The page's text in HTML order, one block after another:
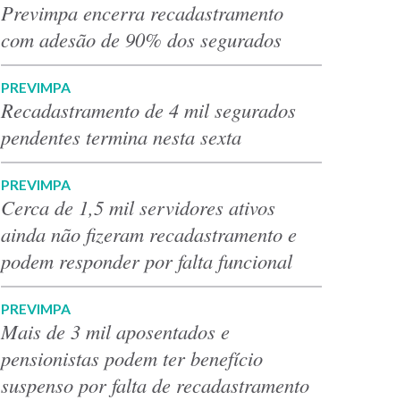
Previmpa encerra recadastramento
com adesão de 90% dos segurados
PREVIMPA
Recadastramento de 4 mil segurados
pendentes termina nesta sexta
PREVIMPA
Cerca de 1,5 mil servidores ativos
ainda não fizeram recadastramento e
podem responder por falta funcional
PREVIMPA
Mais de 3 mil aposentados e
pensionistas podem ter benefício
suspenso por falta de recadastramento